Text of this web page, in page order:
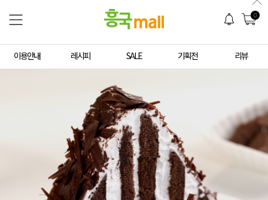
0
이용안내 레시피 SALE 기획전 리뷰